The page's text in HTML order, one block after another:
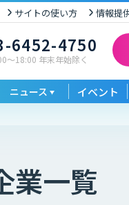
サイトの使い方 情報提
6452-4750
〜18:00 年末年始除く
ニュース イベント
業一覧